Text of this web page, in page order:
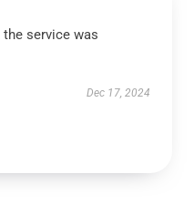
service was
Dec 17, 2024